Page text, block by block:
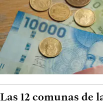
Las 12 comunas de